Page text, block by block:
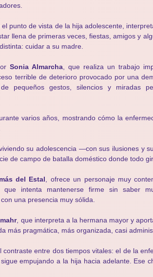
punto de vista de la hija adolescente,
llena de primeras veces, fiestas, amigos y
cuidar a su madre.
Sonia Almarcha , que realiza un trabajo
terrible de deterioro provocado por una
pequeños gestos, silencios y miradas
varios años, mostrando cómo la
su adolescencia —con sus ilusiones y
de campo de batalla doméstico donde todo
del Estal , ofrece un personaje muy
que intenta mantenerse firme sin saber
una presencia muy sólida.
, que interpreta a la hermana mayor y
más pragmática, más organizada, casi
entre dos tiempos vitales: el de la
empujando a la hija hacia adelante. Ese